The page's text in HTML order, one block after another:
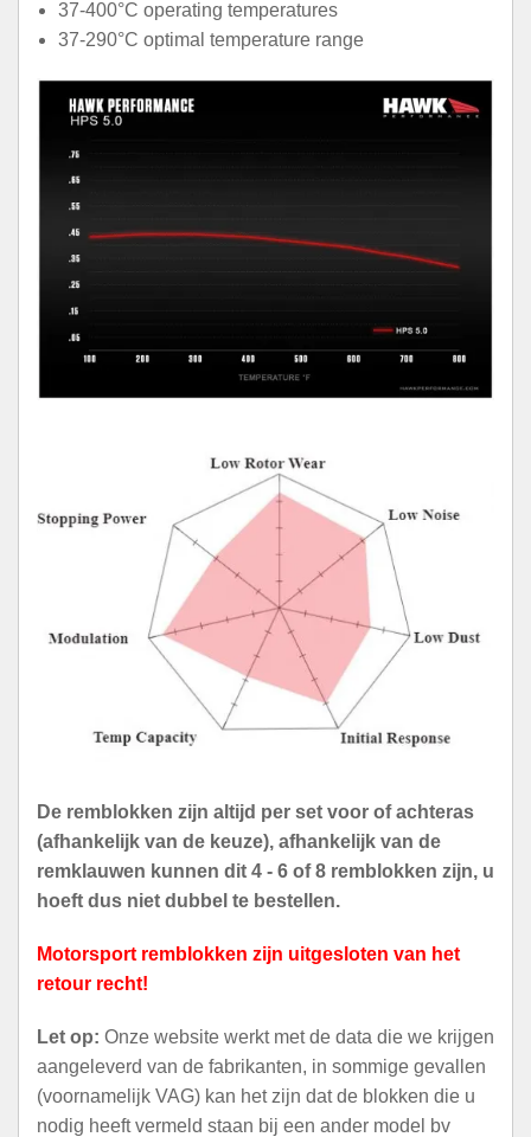
37-400°C operating temperatures
37-290°C optimal temperature range
De remblokken zijn altijd per set voor of achteras
(afhankelijk van de keuze), afhankelijk van de
remklauwen kunnen dit 4 - 6 of 8 remblokken zijn, u
hoeft dus niet dubbel te bestellen.
Motorsport remblokken zijn uitgesloten van het
retour recht!
Let op: Onze website werkt met de data die we krijgen
aangeleverd van de fabrikanten, in sommige gevallen
(voornamelijk VAG) kan het zijn dat de blokken die u
nodig heeft vermeld staan bij een ander model bv